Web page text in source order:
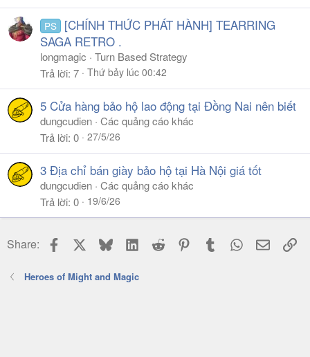
PS
[CHÍNH THỨC PHÁT HÀNH] TEARRING
SAGA RETRO .
longmagic
Turn Based Strategy
Trả lời 7 Thứ bảy lúc 00:42
5 Cửa hàng bảo hộ lao động tại Đồng Nai nên biết
dungcudien Các quảng cáo khác
Trả lời 0 27/5/26
3 Địa chỉ bán giày bảo hộ tại Hà Nội giá tốt
dungcudien Các quảng cáo khác
Trả lời 0 19/6/26
Share: Facebook BlueskyLinkedIn
Reddit PinterestTumblr WhatsApp
Email
Heroes of Might and Magic